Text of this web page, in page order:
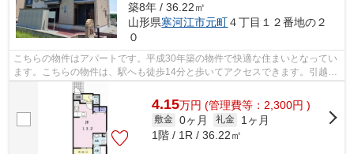
築8年 / 36.22㎡
山形県寒河江市元町４丁目１２番地の２
０
こちらの物件はアパートです。平成30年築の物件で快適な住まいとなってい
ます。こちらの物件は、駅へも徒歩14分と歩いてアクセスできます。引越し
先のお住まいが見つからないとお悩み...
4.15万円 (管理費等：2,300円 )
敷金 0ヶ月 礼金
1ヶ月
1階 / 1R / 36.22㎡